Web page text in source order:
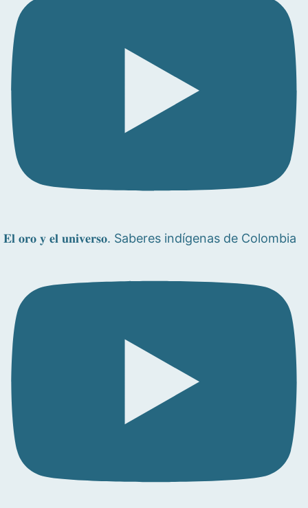
𝐄𝐥 𝐨𝐫𝐨 𝐲 𝐞𝐥 𝐮𝐧𝐢𝐯𝐞𝐫𝐬𝐨. Saberes indígenas de Colombia